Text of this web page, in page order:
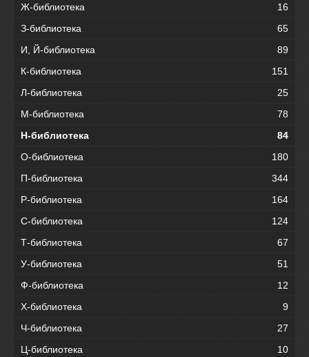
Ж-библиотека
16
З-библиотека
65
И, Й-библиотека
89
К-библиотека
151
Л-библиотека
25
М-библиотека
78
Н-библиотека
84
О-библиотека
180
П-библиотека
344
Р-библиотека
164
С-библиотека
124
Т-библиотека
67
У-библиотека
51
Ф-библиотека
12
Х-библиотека
9
Ч-библиотека
27
Ц-библиотека
10